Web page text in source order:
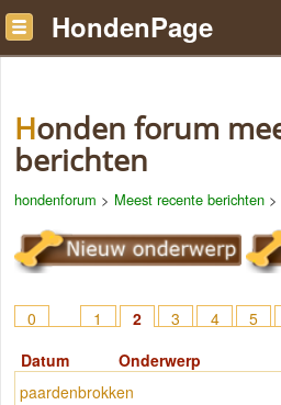
HondenPage
Honden forum meest recente
berichten
hondenforum > Meest recente berichten >
0 1 2 3 4 5
Datum Onderwerp
paardenbrokken